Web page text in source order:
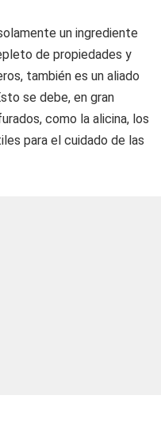
un ingrediente
de propiedades y
también es un aliado
se debe, en gran
como la alicina, los
para el cuidado de las